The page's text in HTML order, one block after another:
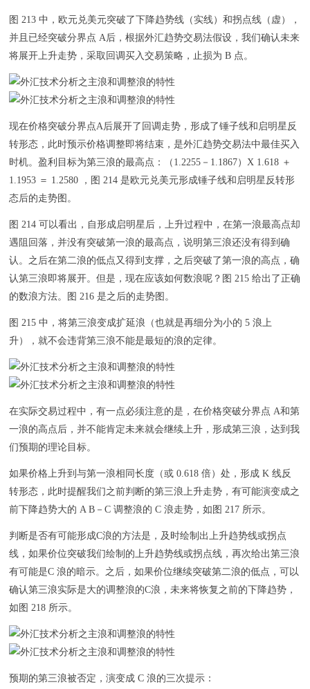
图 213 中，欧元兑美元突破了下降趋势线（实线）和拐点线（虚），
并且已经突破分界点 A后，根据外汇趋势交易法假设，我们确认未来
将展开上升走势，采取回调买入交易策略，止损为 B 点。
现在价格突破分界点A后展开了回调走势，形成了锤子线和启明星反
转形态，此时预示价格调整即将结束，是外汇趋势交易法中最佳买入
时机。盈利目标为第三浪的最高点：（1.2255－1.1867）X 1.618 ＋
1.1953 ＝ 1.2580 ，图 214 是欧元兑美元形成锤子线和启明星反转形
态后的走势图。
图 214 可以看出，自形成启明星后，上升过程中，在第一浪最高点却
遇阻回落，并没有突破第一浪的最高点，说明第三浪还没有得到确
认。之后在第二浪的低点又得到支撑，之后突破了第一浪的高点，确
认第三浪即将展开。但是，现在应该如何数浪呢？图 215 给出了正确
的数浪方法。图 216 是之后的走势图。
图 215 中，将第三浪变成扩延浪（也就是再细分为小的 5 浪上
升），就不会违背第三浪不能是最短的浪的定律。
在实际交易过程中，有一点必须注意的是，在价格突破分界点 A和第
一浪的高点后，并不能肯定未来就会继续上升，形成第三浪，达到我
们预期的理论目标。
如果价格上升到与第一浪相同长度（或 0.618 倍）处，形成 K 线反
转形态，此时提醒我们之前判断的第三浪上升走势，有可能演变成之
前下降趋势大的 A B－C 调整浪的 C 浪走势，如图 217 所示。
判断是否有可能形成C浪的方法是，及时绘制出上升趋势线或拐点
线，如果价位突破我们绘制的上升趋势线或拐点线，再次给出第三浪
有可能是C 浪的暗示。之后，如果价位继续突破第二浪的低点，可以
确认第三浪实际是大的调整浪的C浪，未来将恢复之前的下降趋势，
如图 218 所示。
预期的第三浪被否定，演变成 C 浪的三次提示：